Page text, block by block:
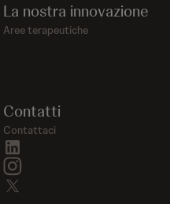
La nostra innovazione
Aree terapeutiche
Contatti
Contattaci